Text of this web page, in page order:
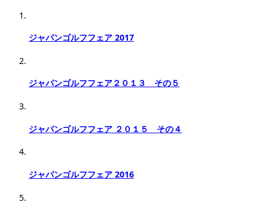
ジャパンゴルフフェア 2017
ジャパンゴルフフェア２０１３ その５
ジャパンゴルフフェア ２０１５ その４
ジャパンゴルフフェア 2016